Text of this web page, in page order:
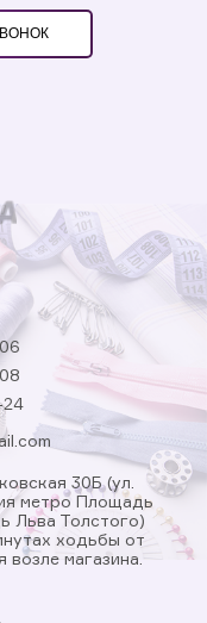
30Б (ул.
метро Площадь
Льва Толстого)
ходьбы от
магазина.